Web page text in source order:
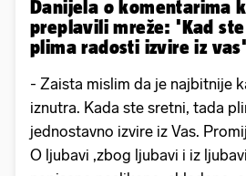
Danijela o komentarima
preplavili mreže: 'Kad
plima radosti izvire iz vas'
- Zaista mislim da je najbitnije
iznutra. Kada ste sretni, tada
jednostavno izvire iz Vas.
O ljubavi ,zbog ljubavi i iz